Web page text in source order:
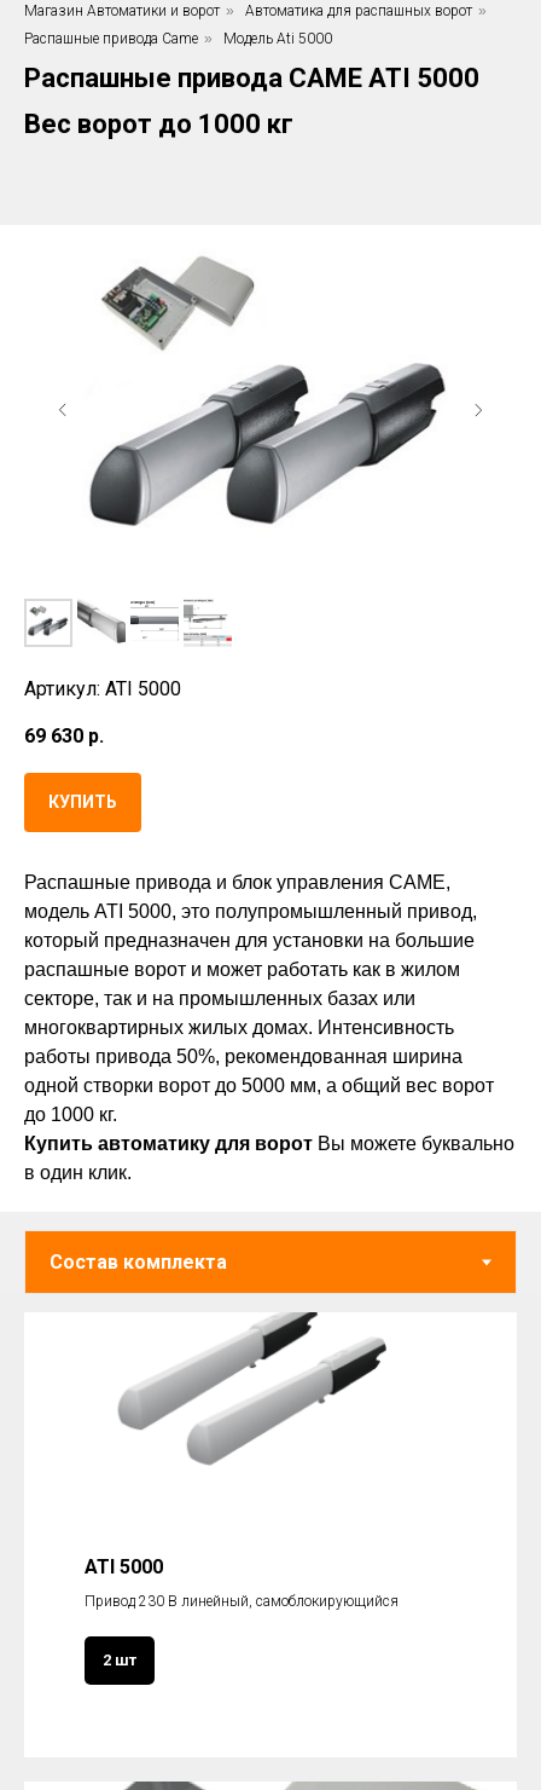
Магазин Автоматики и ворот » Автоматика для распашных ворот »
Распашные привода Came » Модель Ati 5000
Распашные привода CAME ATI 5000
Вес ворот до 1000 кг
Артикул: ATI 5000
69 630 р.
КУПИТЬ
Распашные привода и блок управления CAME,
модель ATI 5000, это полупромышленный привод,
который предназначен для установки на большие
распашные ворот и может работать как в жилом
секторе, так и на промышленных базах или
многоквартирных жилых домах. Интенсивность
работы привода 50%, рекомендованная ширина
одной створки ворот до 5000 мм, а общий вес ворот
до 1000 кг.
Купить автоматику для ворот Вы можете буквально
в один клик.
ATI 5000
Привод 230 В линейный, самоблокирующийся
2 шт